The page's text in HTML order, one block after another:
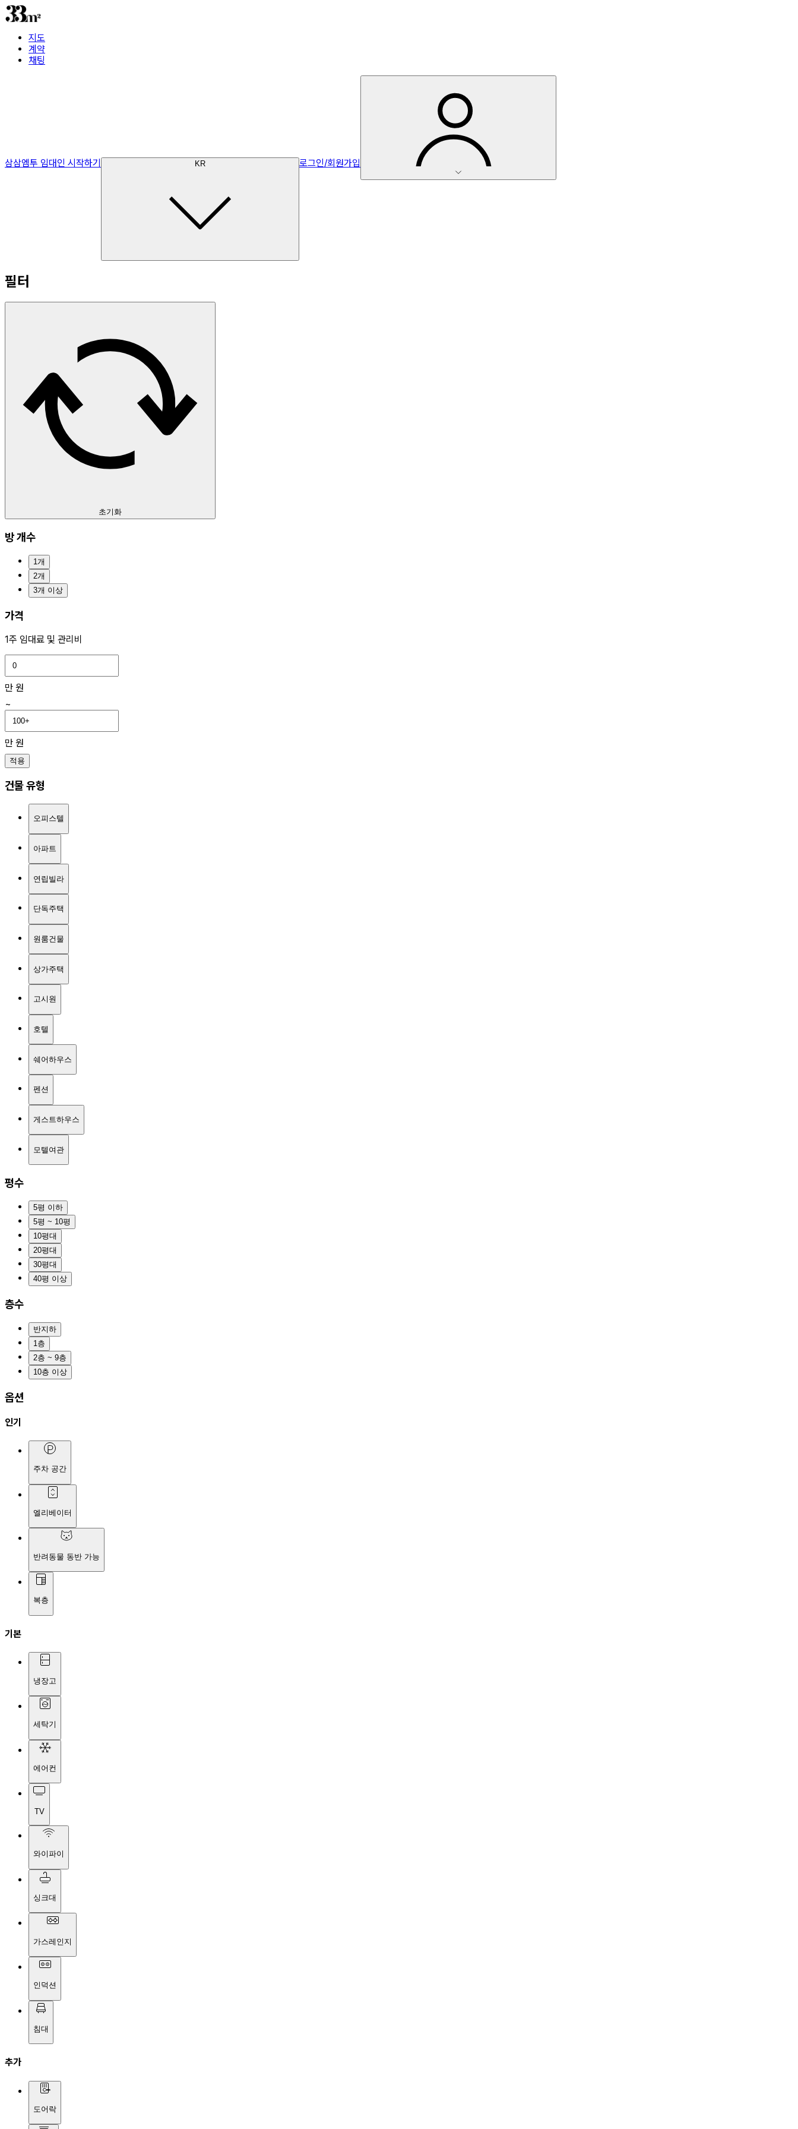
지도
계약
채팅
삼삼엠투 임대인 시작하기 KR 로그인/회원가입
필터
초기화
방 개수
1개
2개
3개 이상
가격
1주 임대료 및 관리비
만 원
~
만 원
적용
건물 유형
오피스텔
아파트
연립빌라
단독주택
원룸건물
상가주택
고시원
호텔
쉐어하우스
펜션
게스트하우스
모텔여관
평수
5평 이하
5평 ~ 10평
10평대
20평대
30평대
40평 이상
층수
반지하
1층
2층 ~ 9층
10층 이상
옵션
인기
주차 공간
엘리베이터
반려동물 동반 가능
복층
기본
냉장고
세탁기
에어컨
TV
와이파이
싱크대
가스레인지
인덕션
침대
추가
도어락